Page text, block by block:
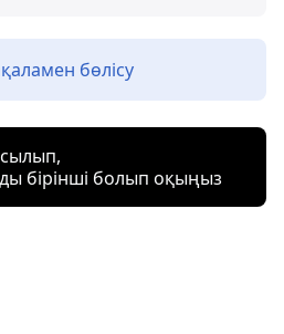
бөлісу
бірінші болып оқыңыз